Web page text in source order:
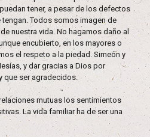
tener, a pesar de los defectos
Todos somos imagen de
nuestra vida. No hagamos daño al
encubierto, en los mayores o
el respeto a la piedad. Simeón y
y dar gracias a Dios por
que ser agradecidos.
mutuas los sentimientos
La vida familiar ha de ser una